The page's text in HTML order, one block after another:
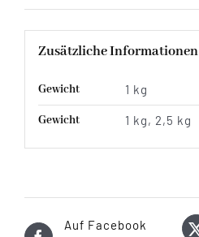
Zusätzliche Informationen
Gewicht 1 kg
Gewicht 1 kg, 2,5 kg
Auf Facebook